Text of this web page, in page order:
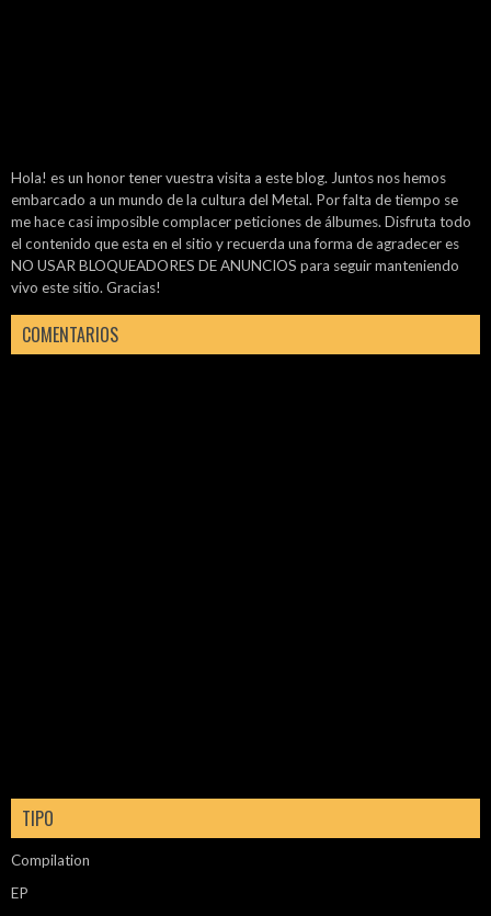
Hola! es un honor tener vuestra visita a este blog. Juntos nos hemos
embarcado a un mundo de la cultura del Metal. Por falta de tiempo se
me hace casi imposible complacer peticiones de álbumes. Disfruta todo
el contenido que esta en el sitio y recuerda una forma de agradecer es
NO USAR BLOQUEADORES DE ANUNCIOS para seguir manteniendo
vivo este sitio. Gracias!
COMENTARIOS
TIPO
Compilation
EP